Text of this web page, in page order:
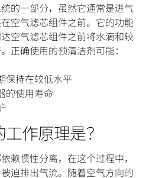
的一部分，虽然它通常是进气
空气滤芯组件之前。它的功能
空气滤芯组件之前将水滴和较
正确使用的预清洁剂可能：
保持在较低水平
的使用寿命
作原理是？
赖惯性分离，在这个过程中，
迫排出气流。随着空气方向的